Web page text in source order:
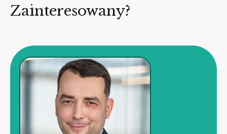
Zainteresowany?